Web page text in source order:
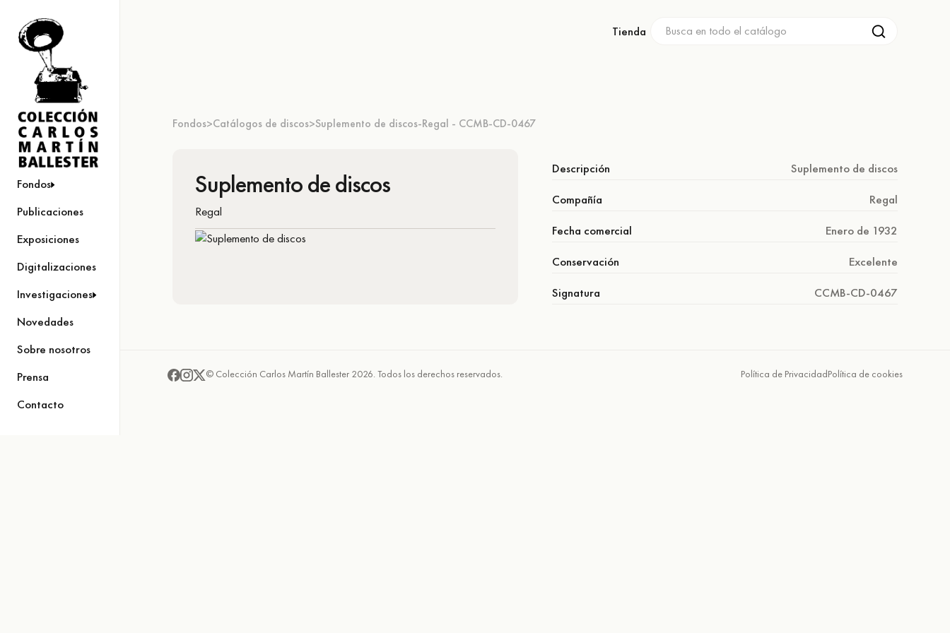
Fondos
Publicaciones
Exposiciones
Digitalizaciones
Investigaciones
Novedades
Sobre nosotros
Prensa
Contacto
Tienda
Fondos>Catálogos de discos>Suplemento de discos-Regal - CCMB-CD-0467
Suplemento de discos
Regal
Descripción
Suplemento de discos
Compañía
Regal
Fecha comercial
Enero de 1932
Conservación
Excelente
Signatura
CCMB-CD-0467
© Colección Carlos Martín Ballester 2026. Todos los derechos reservados. Política de PrivacidadPolítica de cookies